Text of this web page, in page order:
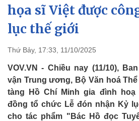
Tổ chức nhân sự
Quốc hội
Nhận diện sự thật
Tin
Dự
họa sĩ Việt được
lục thế giới
Thứ Bảy, 17:33, 11/10/2025
VOV.VN - Chiều nay (11/10),
vận Trung ương, Bộ Văn hoá
tàng Hồ Chí Minh gia đình hoạ
đồng tổ chức Lễ đón nhận Kỷ
cho tác phẩm "Bác Hồ đọc